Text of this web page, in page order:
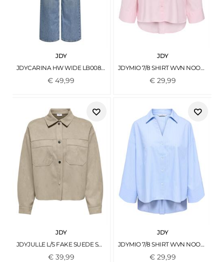
JDY
JDYCARINA HW WIDE LB008 101 DNM LIGHT BLUE DENIM
€49,99
JDY
JDYMIO 7/8 SHIRT WVN NOOS CHALK PINK
€29,99
JDY
JDYJULLE L/S FAKE SUEDE SHIRT JRS NOOS OXFORD TAN
€ 39,99
JDY
JDYMIO 7/8 SHIRT WVN NOOS CASHMERE BLUE
€29,99